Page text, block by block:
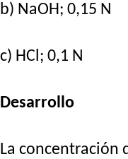
b) NaOH; 0,15 N
c) HCl; 0,1 N
Desarrollo
La concentración